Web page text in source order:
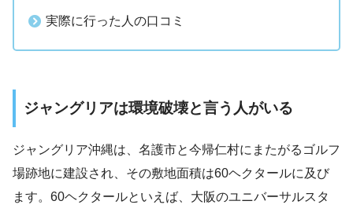
実際に行った人の口コミ
ジャングリアは環境破壊と言う人がいる
ジャングリア沖縄は、名護市と今帰仁村にまたがるゴルフ
場跡地に建設され、その敷地面積は60ヘクタールに及び
ます。60ヘクタールといえば、大阪のユニバーサルスタ